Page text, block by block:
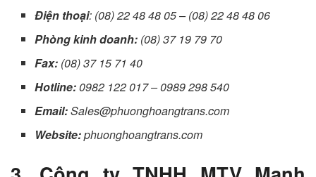
Điện thoại: (08) 22 48 48 05 – (08) 22 48 48 06
Phòng kinh doanh: (08) 37 19 79 70
Fax: (08) 37 15 71 40
Hotline:0982 122 017 – 0989 298 540
Email:Sales@phuonghoangtrans.com
Website:phuonghoangtrans.com